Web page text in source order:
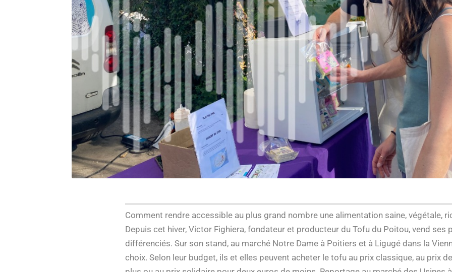
Comment rendre accessible au plus grand nombre une alimentation saine, végétale,
Depuis cet hiver, Victor Fighiera, fondateur et producteur du Tofu du Poitou, vend ses
différenciés. Sur son stand, au marché Notre Dame à Poitiers et à Ligugé dans la
choix. Selon leur budget, ils et elles peuvent acheter le tofu au prix classique, au prix